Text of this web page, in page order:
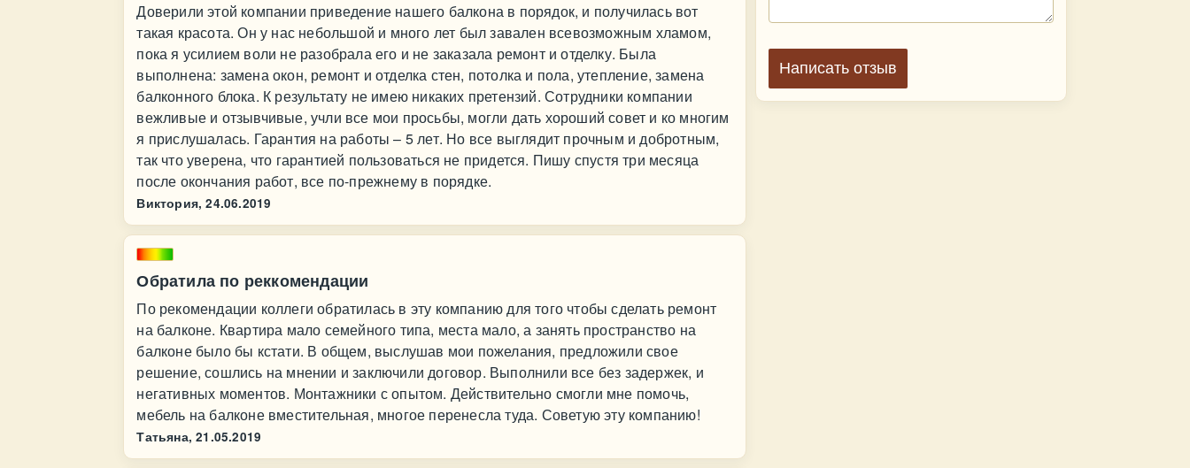
Доверили этой компании приведение нашего балкона в порядок, и получилась вот
такая красота. Он у нас небольшой и много лет был завален всевозможным хламом,
пока я усилием воли не разобрала его и не заказала ремонт и отделку. Была
выполнена: замена окон, ремонт и отделка стен, потолка и пола, утепление, замена
балконного блока. К результату не имею никаких претензий. Сотрудники компании
вежливые и отзывчивые, учли все мои просьбы, могли дать хороший совет и ко многим
я прислушалась. Гарантия на работы – 5 лет. Но все выглядит прочным и добротным,
так что уверена, что гарантией пользоваться не придется. Пишу спустя три месяца
после окончания работ, все по-прежнему в порядке.
Виктория, 24.06.2019
Обратила по реккомендации
По рекомендации коллеги обратилась в эту компанию для того чтобы сделать ремонт
на балконе. Квартира мало семейного типа, места мало, а занять пространство на
балконе было бы кстати. В общем, выслушав мои пожелания, предложили свое
решение, сошлись на мнении и заключили договор. Выполнили все без задержек, и
негативных моментов. Монтажники с опытом. Действительно смогли мне помочь,
мебель на балконе вместительная, многое перенесла туда. Советую эту компанию!
Татьяна, 21.05.2019
Написать отзыв